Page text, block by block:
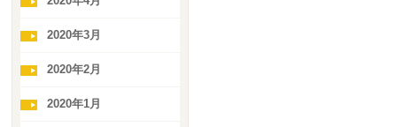
2020年3月
2020年2月
2020年1月